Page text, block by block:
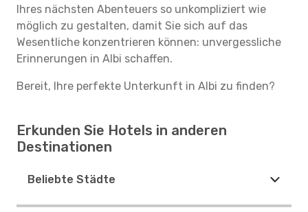
Ihres nächsten Abenteuers so unkompliziert wie
möglich zu gestalten, damit Sie sich auf das
Wesentliche konzentrieren können: unvergessliche
Erinnerungen in Albi schaffen.
Bereit, Ihre perfekte Unterkunft in Albi zu finden?
Erkunden Sie Hotels in anderen
Destinationen
Beliebte Städte